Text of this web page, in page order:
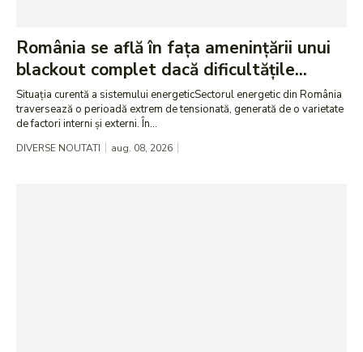
România se află în fața amenințării unui
blackout complet dacă dificultățile...
Situația curentă a sistemului energeticSectorul energetic din România
traversează o perioadă extrem de tensionată, generată de o varietate
de factori interni și externi. În...
DIVERSE NOUTATI aug. 08, 2026